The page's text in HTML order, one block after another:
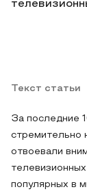
Текст статьи
За последние
стремительно
отвоевали
популярных в